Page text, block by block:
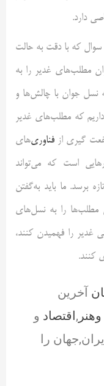
دارد.
که با دقت به حالت
مطلب‌های غدیر را به
نسل جوان با چالش‌ها و
که مطلب‌های غدیر
گیری از فناوری‌های
است که می‌تواند
برسد. ما باید به‌گفتن
مطلب‌ها را به نسل‌های
غدیر را فهمیدن کنند،
کنند.
آخرین
,اقتصاد و
را